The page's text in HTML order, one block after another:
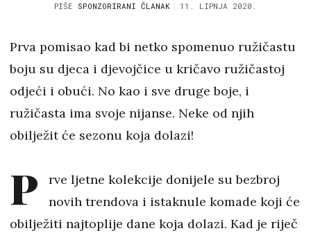
PIŠE SPONZORIRANI ČLANAK 11. LIPNJA 2020.
Prva pomisao kad bi netko spomenuo ružičastu
boju su djeca i djevojčice u kričavo ružičastoj
odjeći i obući. No kao i sve druge boje, i
ružičasta ima svoje nijanse. Neke od njih
obilježit će sezonu koja dolazi!
P
rve ljetne kolekcije donijele su bezbroj
novih trendova i istaknule komade koji će
obilježiti najtoplije dane koja dolazi. Kad je riječ